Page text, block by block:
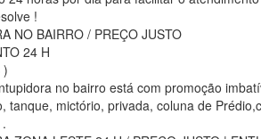
!
NO BAIRRO / PREÇO JUSTO
24 H
)
no bairro está com promoção
tanque, mictório, privada, coluna de